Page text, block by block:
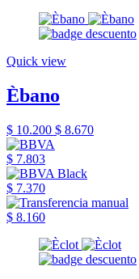
Quick view
Èbano
$ 10.200 $ 8.670
$ 7.803
$ 7.370
$ 8.160